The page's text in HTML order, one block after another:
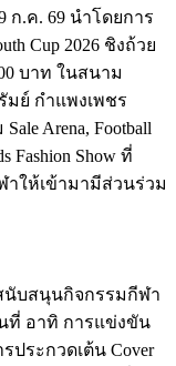
ก.ค. 69 นำโดยการ
Cup 2026 ชิงถ้วย
บาท ในสนาม
ย์ กำแพงเพชร
Arena, Football
Fashion Show ที่
าให้เข้ามามีส่วนร่วม
นับสนุนกิจกรรมกีฬา
ที่ อาทิ การแข่งขัน
ประกวดเต้น Cover